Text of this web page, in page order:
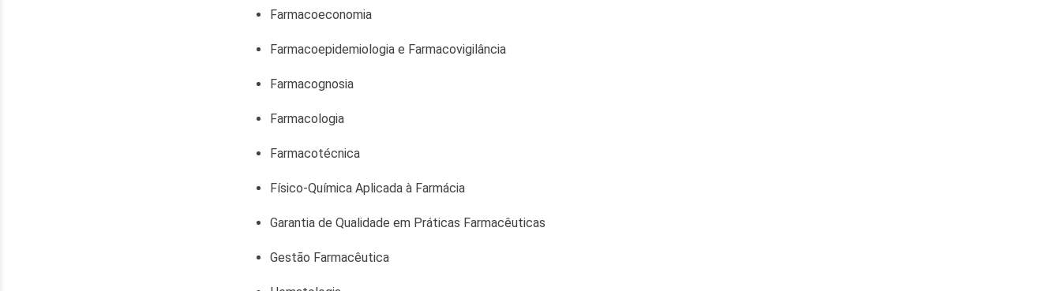
Farmacoeconomia
Farmacoepidemiologia e Farmacovigilância
Farmacognosia
Farmacologia
Farmacotécnica
Físico-Química Aplicada à Farmácia
Garantia de Qualidade em Práticas Farmacêuticas
Gestão Farmacêutica